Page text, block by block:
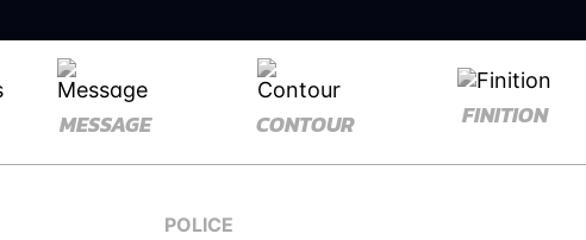
MESSAGE CONTOUR FINITION
POLICE